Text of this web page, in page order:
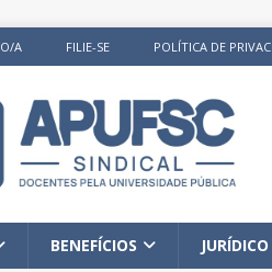
A FILIE-SE POLÍTICA DE
BENEFÍCIOS JURÍDICO